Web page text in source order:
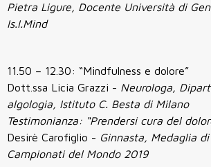
Pietra Ligure, Docente Università di
Is.I.Mind
11.50 – 12.30: “Mindfulness e dolore”
Dott.ssa Licia Grazzi - Neurologa,
algologia, Istituto C. Besta di Milano
Testimonianza: “Prendersi cura del
Desirè Carofiglio - Ginnasta, Medaglia
Campionati del Mondo 2019